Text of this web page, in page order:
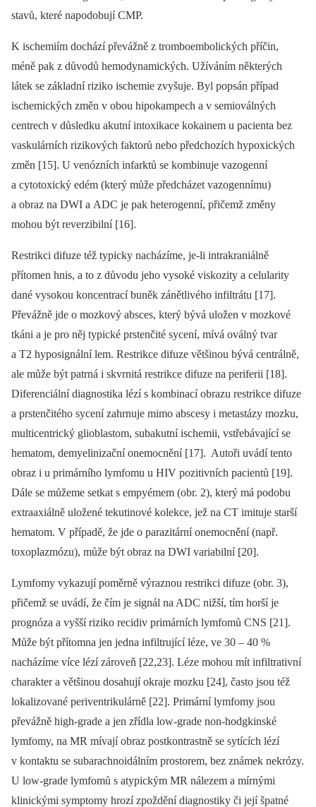
stavů, které napodobují CMP.
K ischemiím dochází převážně z tromboembolických příčin,
méně pak z důvodů hemodynamických. Užíváním ně­kte­rých
látek se základní riziko ischemie zvyšuje. Byl popsán případ
ischemických změn v obou hipokampech a v semioválných
centrech v důsledku akutní intoxikace kokainem u pa­cienta bez
vaskulárních rizikových faktorů nebo předchozích hypoxických
změn [15]. U venózních infarktů se kombinuje vazogen­ní
a cytotoxický edém (který může předcházet vazogen­nímu)
a obraz na DWI a ADC je pak heterogen­ní, přičemž změny
mohou být reverzibilní [16].
Restrikci difuze též typicky nacházíme, je-li intrakraniálně
přítomen hnis, a to z důvodu jeho vysoké viskozity a celularity
dané vysokou koncentrací buněk zánětlivého infiltrátu [17].
Převážně jde o mozkový absces, který bývá uložen v mozkové
tkáni a je pro něj typické prstenčité sycení, mívá oválný tvar
a T2 hyposignální lem. Restrikce difuze většinou bývá centrálně,
ale může být patrná i skvrnitá restrikce difuze na periferii [18].
Diferenciální dia­gnostika lézí s kombinací obrazu restrikce difuze
a prstenčitého sycení zahrnuje mimo abscesy i metastázy mozku,
multicentrický glioblastom, subakutní ischemii, vstřebávající se
hematom, demyelinizační onemocnění [17]. Autoři uvádí tento
obraz i u primárního lymfomu u HIV pozitivních pa­cientů [19].
Dále se můžeme setkat s empyémem (obr. 2), který má podobu
extra­axiálně uložené tekutinové kolekce, jež na CT imituje starší
hematom. V případě, že jde o parazitární onemocnění (např.
toxoplazmózu), může být obraz na DWI variabilní [20].
Lymfomy vykazují poměrně výraznou restrikci difuze (obr. 3),
přičemž se uvádí, že čím je signál na ADC nižší, tím horší je
prognóza a vyšší riziko recidiv primárních lymfomů CNS [21].
Může být přítomna jen jedna infiltrující léze, ve 30 –⁠ 40 %
nacházíme více lézí zároveň [22,23]. Léze mohou mít infiltrativní
charakter a většinou dosahují okraje mozku [24], často jsou též
lokalizované peri­ventrikulárně [22]. Primární lymfomy jsou
převážně high-grade a jen zřídla low-grade non-hodgkinské
lymfomy, na MR mívají obraz postkontrastně se sytících lézí
v kontaktu se subarachnoidálním prostorem, bez známek nekrózy.
U low-grade lymfomů s atypickým MR nálezem a mírnými
klinickými symp­tomy hrozí zpoždění dia­gnostiky či její špatné